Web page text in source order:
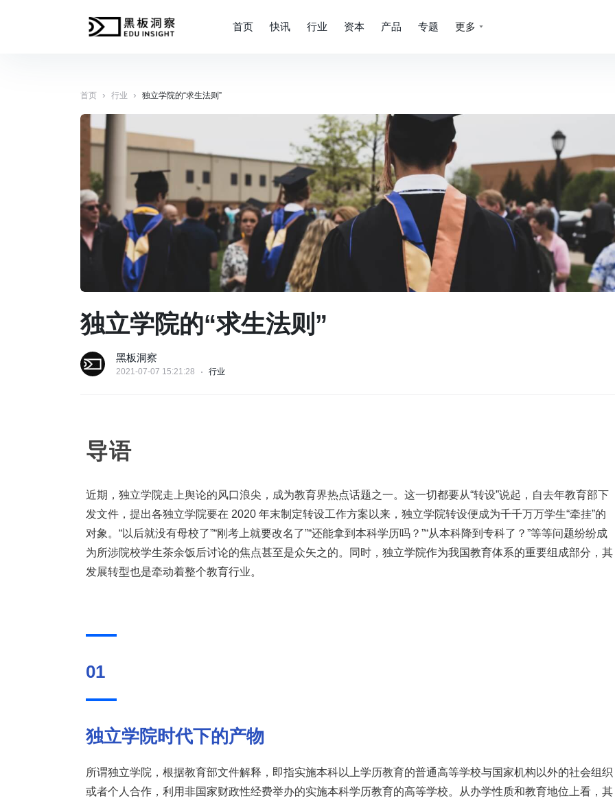
首页 快讯 行业 资本 产品 专题 更多
首页 › 行业 › 独立学院的“求生法则”
独立学院的“求生法则”
黑板洞察
2021-07-07 15:21:28 行业
导语
近期，独立学院走上舆论的风口浪尖，成为教育界热点话题之一。这一切都要从“转设”说起，自去年教育部下
发文件，提出各独立学院要在 2020 年末制定转设工作方案以来，独立学院转设便成为千千万万学生“牵挂”的
对象。“以后就没有母校了”“刚考上就要改名了”“还能拿到本科学历吗？”“从本科降到专科了？”等等问题纷纷成
为所涉院校学生茶余饭后讨论的焦点甚至是众矢之的。同时，独立学院作为我国教育体系的重要组成部分，其
发展转型也是牵动着整个教育行业。
01
独立学院时代下的产物
所谓独立学院，根据教育部文件解释，即指实施本科以上学历教育的普通高等学校与国家机构以外的社会组织
或者个人合作，利用非国家财政性经费举办的实施本科学历教育的高等学校。从办学性质和教育地位上看，其